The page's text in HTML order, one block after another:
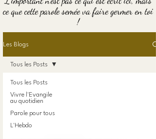
ce que cette parole semée va faire germer en toi
!
Les Blogs
Tous les Posts
Vivre l'Evangile
au quotidien
Parole pour tous
L'Hebdo
Tous les Posts